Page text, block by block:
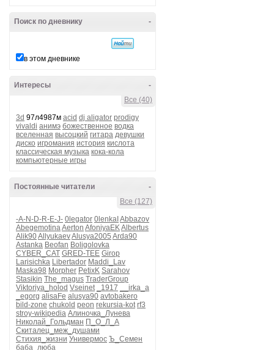
-
Поиск по дневнику
в этом дневнике
-
Интересы
Все (40)
3d 97л4987м acid dj aligator prodigy
vivaldi анимэ божественное водка
вселенная высоцкий гитара девушки
диско игромания история кислота
классическая музыка кока-кола
компьютерные игры
-
Постоянные читатели
Все (127)
-A-N-D-R-E-J- 0legator 0lenkaI Abbazov
AbegemotinaAerton AfoniyaEKAlbertus
Alik90AllyukaevAlusya2005 Arda90
Astanka Beofan Boligolovka
CYBER_CAT GRED-TEE Girop
Larisichka Libertador Maddi_Lav
Maska98 Morpher PetixK Sarahov
Stasikin The_magus TraderGroup
Viktoriya_holod Vseinet _1917
__irka_a
_egorg alisaFe alusya90 avtobakero
bild-zone chukold peon rekursia-kot rf3
stroy-wikipedia Алиночка_Лунева
Николай_Гольдман П_О_Л_А
Скиталец_меж_душами
Стихия_жизни Универмос Ъ_Семен
баба_люба